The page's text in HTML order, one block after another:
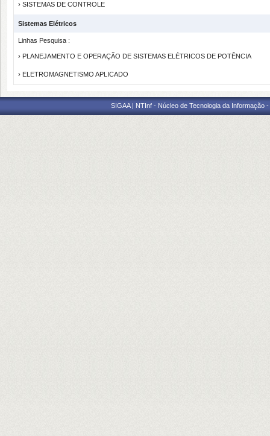
› SISTEMAS DE CONTROLE
Sistemas Elétricos
Linhas Pesquisa :
› PLANEJAMENTO E OPERAÇÃO DE SISTEMAS ELÉTRICOS DE POTÊNCIA
› ELETROMAGNETISMO APLICADO
SIGAA | NTInf - Núcleo de Tecnologia da